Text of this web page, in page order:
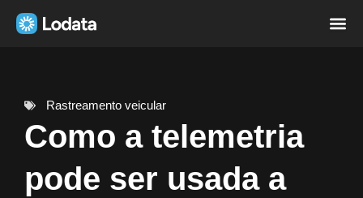
Rastreamento veicular
Como a telemetria
pode ser usada a